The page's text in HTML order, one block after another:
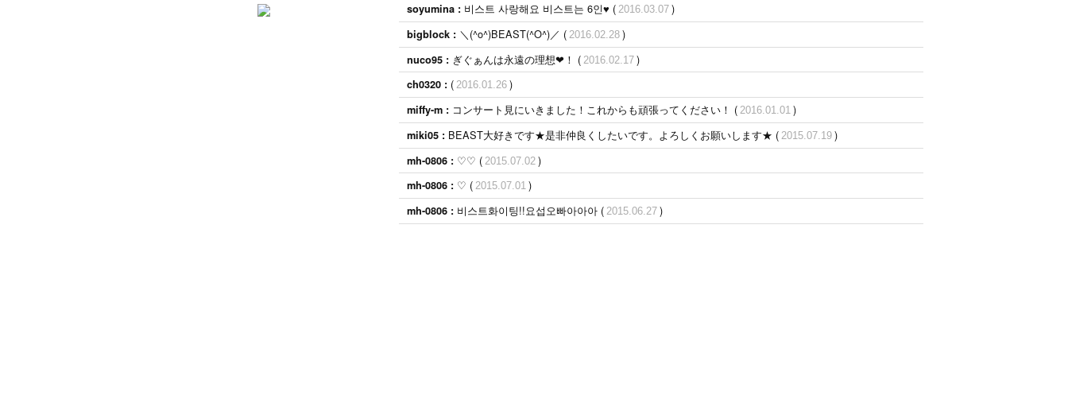
soyumina : 비스트 사랑해요 비스트는 6인♥ ( 2016.03.07 )
bigblock : ＼(^o^)BEAST(^O^)／ ( 2016.02.28 )
nuco95 : ぎぐぁんは永遠の理想❤︎！ ( 2016.02.17 )
ch0320 : ( 2016.01.26 )
miffy-m : コンサート見にいきました！これからも頑張ってください！ ( 2016.01.01 )
miki05 : BEAST大好きです★是非仲良くしたいです。よろしくお願いします★ ( 2015.07.19 )
mh-0806 : ♡♡ ( 2015.07.02 )
mh-0806 : ♡ ( 2015.07.01 )
mh-0806 : 비스트화이팅!!요섭오빠아아아 ( 2015.06.27 )